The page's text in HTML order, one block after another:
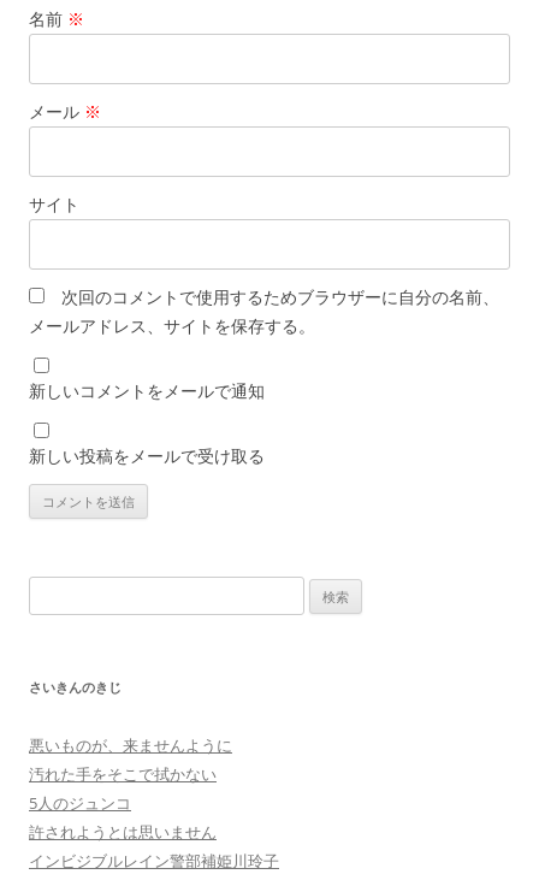
名前 ※
メール ※
サイト
次回のコメントで使用するためブラウザーに自分の名前、
メールアドレス、サイトを保存する。
新しいコメントをメールで通知
新しい投稿をメールで受け取る
索:
さいきんのきじ
悪いものが、来ませんように
汚れた手をそこで拭かない
5人のジュンコ
許されようとは思いません
インビジブルレイン警部補姫川玲子